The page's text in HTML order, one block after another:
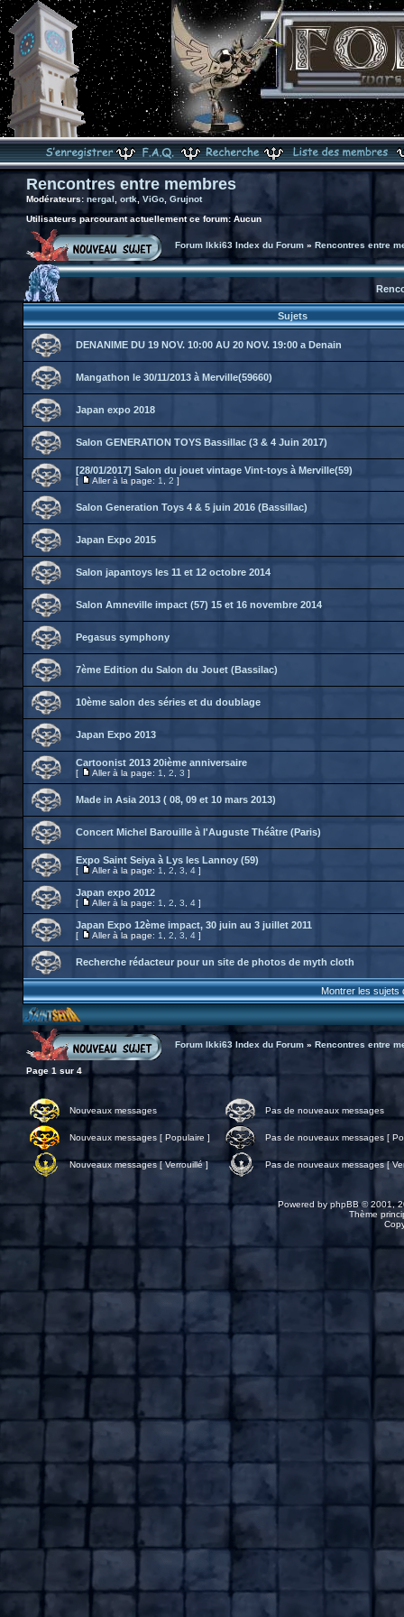
Rencontres entre membres
Modérateurs: nergal ortk, ViGo, Grujnot
Utilisateurs parcourant actuellement ce forum: Aucun
Forum Ikki63 Index du Forum» Rencontres entre
Sujets
DENANIME DU 19 NOV. 10:00 AU 20 NOV. 19:00 a Denain
Mangathon le 30/11/2013 à Merville(59660)
Japan expo 2018
Salon GENERATION TOYS Bassillac (3 & 4 Juin 2017)
[28/01/2017] Salon du jouet vintage Vint-toys à Merville(59)
[ Aller à la page: 1 2 ]
Salon Generation Toys 4 & 5 juin 2016 (Bassillac)
Japan Expo 2015
Salon japantoys les 11 et 12 octobre 2014
Salon Amneville impact (57) 15 et 16 novembre 2014
Pegasus symphony
7ème Edition du Salon du Jouet (Bassilac)
10ème salon des séries et du doublage
Japan Expo 2013
Cartoonist 2013 20ième anniversaire
[ Aller à la page: 1 2 3 ]
Made in Asia 2013 ( 08, 09 et 10 mars 2013)
Concert Michel Barouille à l'Auguste Théâtre (Paris)
Expo Saint Seiya à Lys les Lannoy (59)
[ Aller à la page: 1 2 3 4]
Japan expo 2012
[ Aller à la page: 1 2 3 4]
Japan Expo 12ème impact, 30 juin au 3 juillet 2011
[ Aller à la page: 1 2 3 4]
Recherche rédacteur pour un site de photos de myth cloth
Montrer les sujets
Forum Ikki63 Index du Forum» Rencontres entre
Page 1 sur 4
Nouveaux messages Pas de nouveaux messages
Nouveaux messages [ Populaire ] Pas de nouveaux messages [
Nouveaux messages [ Verrouillé ] Pas de nouveaux messages [
Powered byphpBB© 2001,
Thème